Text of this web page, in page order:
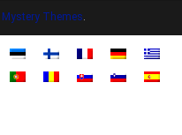
Mystery Themes.